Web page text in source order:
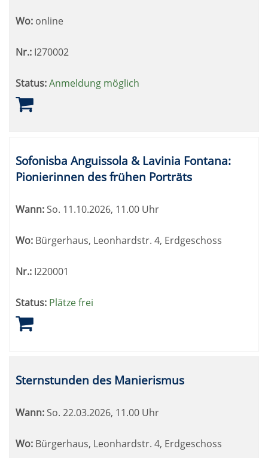
Wo: online
Nr.: I270002
Status:Anmeldung möglich
Sofonisba Anguissola & Lavinia Fontana:
Pionierinnen des frühen Porträts
Wann:So. 11.10.2026, 11.00 Uhr
Wo: Bürgerhaus, Leonhardstr. 4, Erdgeschoss
Nr.: I220001
Status: Plätze frei
Sternstunden des Manierismus
Wann: So. 22.03.2026, 11.00 Uhr
Wo: Bürgerhaus, Leonhardstr. 4, Erdgeschoss